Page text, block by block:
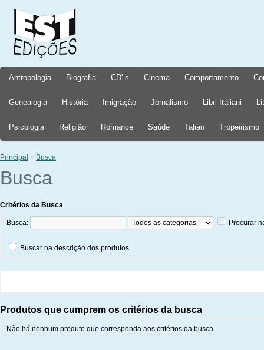
Antropologia Biografia CD' s Cinema Comportamento
Genealogia História Imigração Jornalismo Libri Italiani
Psicologia Religião Romance Saúde Talian Tropeirismo
Principal » Busca
Busca
Critérios da Busca
Busca: Procurar
Buscar na descrição dos produtos
Produtos que cumprem os critérios da busca
Não há nenhum produto que corresponda aos critérios da busca.